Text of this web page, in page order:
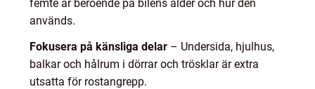
femte år beroende på bilens ålder och hur den
används.
Fokusera på känsliga delar – Undersida, hjulhus,
balkar och hålrum i dörrar och trösklar är extra
utsatta för rostangrepp.